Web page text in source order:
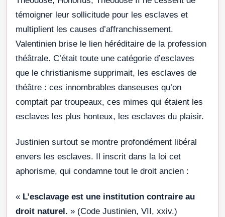
témoigner leur sollicitude pour les esclaves et
multiplient les causes d’affranchissement.
Valentinien brise le lien héréditaire de la profession
théâtrale. C’était toute une catégorie d’esclaves
que le christianisme supprimait, les esclaves de
théâtre : ces innombrables danseuses qu’on
comptait par troupeaux, ces mimes qui étaient les
esclaves les plus honteux, les esclaves du plaisir.
Justinien surtout se montre profondément libéral
envers les esclaves. Il inscrit dans la loi cet
aphorisme, qui condamne tout le droit ancien :
« L’esclavage est une institution contraire au
droit naturel. » (Code Justinien, VII, xxiv.)